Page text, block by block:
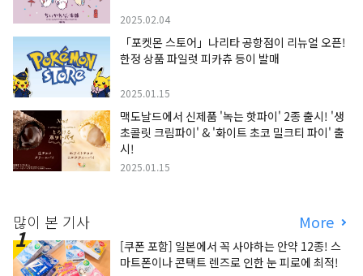
2025.02.04
「포켓몬 스토어」나리타 공항점이 리뉴얼 오픈!
한정 상품 파일럿 피카츄 등이 발매
2025.01.15
맥도날드에서 신제품 '녹는 핫파이' 2종 출시! '생
초콜릿 크림파이' & '화이트 초코 밀크티 파이' 출
시!
2025.01.15
많이 본 기사 More
[쿠폰 포함] 일본에서 꼭 사야하는 안약 12종! 스
마트폰이나 콘택트 렌즈로 인한 눈 피로에 최적!